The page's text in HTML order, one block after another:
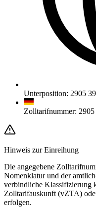
Unterposition: 2905 39
Zolltarifnummer:
Hinweis zur Einreihung
Die angegebene
Nomenklatur und der
verbindliche Klassifizierung
Zolltarifauskunft (vZTA)
erfolgen.